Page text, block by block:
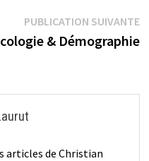
:
PUBLICATION SUIVANTE
& Démographie
articles de Christian